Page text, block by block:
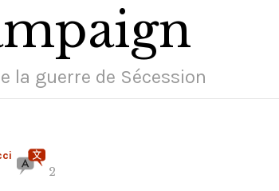
la guerre de Sécession
2